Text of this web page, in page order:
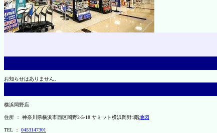
お知らせはありません。
横浜岡野店
住所 ： 神奈川県横浜市西区岡野2-5-18 サミット横浜岡野1階地図
TEL ： 0453147301